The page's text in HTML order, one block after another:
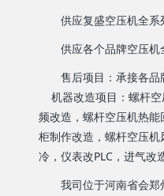
供应复盛空压机全系
供应各个品牌空压机
售后项目：承接各品
机器改造项目：螺杆空
频改造，螺杆空压机热
柜制作改造，螺杆空压
冷，仪表改PLC，进气改
我司位于河南省会郑